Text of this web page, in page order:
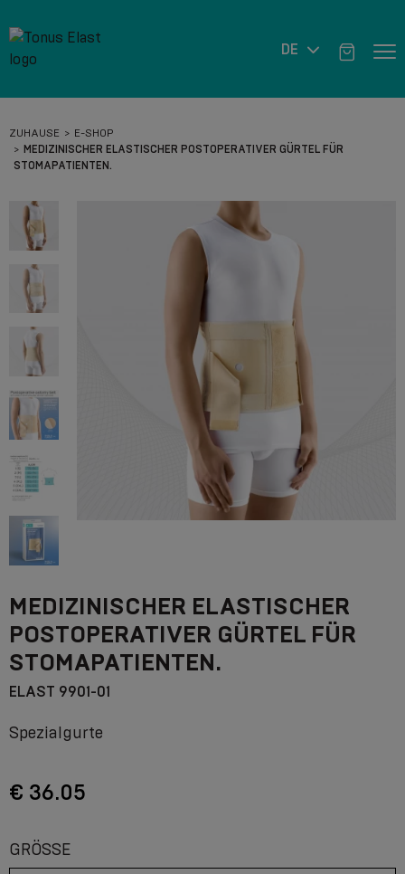
DE
ZUHAUSE
E-SHOP
MEDIZINISCHER ELASTISCHER POSTOPERATIVER GÜRTEL FÜR
STOMAPATIENTEN.
MEDIZINISCHER ELASTISCHER
POSTOPERATIVER GÜRTEL FÜR
STOMAPATIENTEN.
ELAST 9901-01
Spezialgurte
€ 36.05
GRÖSSE